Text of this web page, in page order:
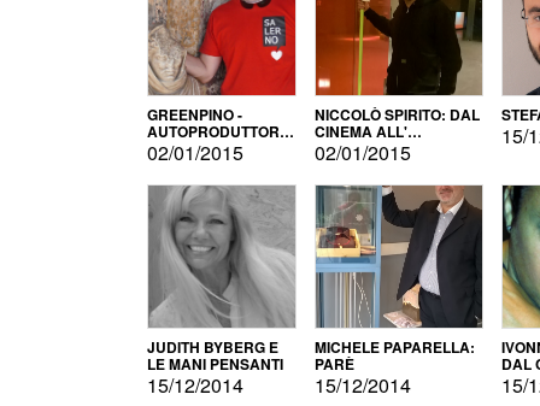
GREENPINO -
AUTOPRODUTTORE
PER AMORE
02/01/2015
NICCOLÒ SPIRITO: DAL
CINEMA ALL'
AUTOPRODUZIONE
02/01/2015
15/
JUDITH BYBERG E
LE MANI PENSANTI
15/12/2014
MICHELE PAPARELLA:
PARÈ
15/12/2014
DAL
15/